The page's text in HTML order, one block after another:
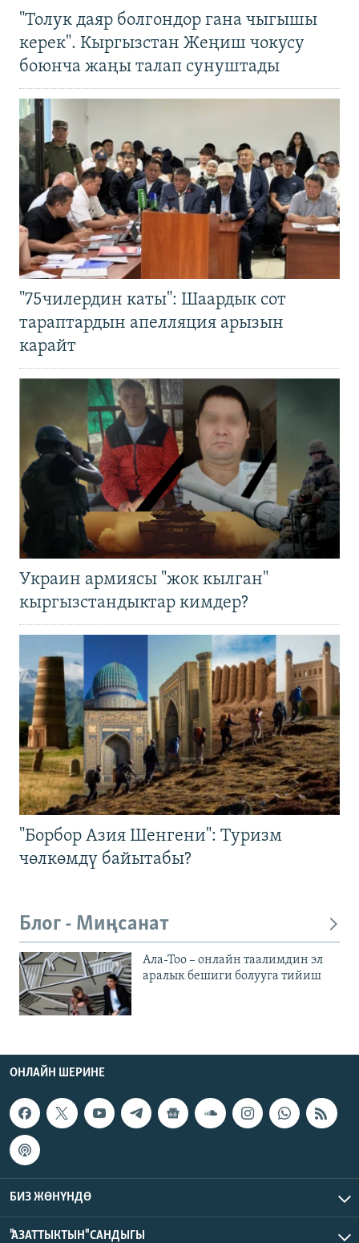
"Толук даяр болгондор гана чыгышы
керек". Кыргызстан Жеңиш чокусу
боюнча жаңы талап сунуштады
"75чилердин каты": Шаардык сот
тараптардын апелляция арызын
карайт
Украин армиясы "жок кылган"
кыргызстандыктар кимдер?
"Борбор Азия Шенгени": Туризм
чөлкөмдү байытабы?
Блог - Миңсанат
Ала-Тоо – онлайн таалимдин эл
аралык бешиги болууга тийиш
ОНЛАЙН ШЕРИНЕ
БИЗ ЖӨНҮНДӨ
"АЗАТТЫКТЫН" САНДЫГЫ